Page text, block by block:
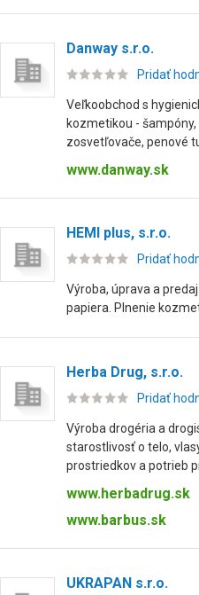
Danway s.r.o.
Pridať
Veľkoobchod s
kozmetikou -
zosvetľovače, penové
www.danway.sk
HEMI plus, s.r.o.
Pridať
Výroba, úprava a
papiera. Plnenie
Herba Drug, s.r.o.
Pridať
Výroba drogéria a
starostlivosť o telo,
prostriedkov a potrieb
www.herbadrug.sk
www.barbus.sk
UKRAPAN s.r.o.